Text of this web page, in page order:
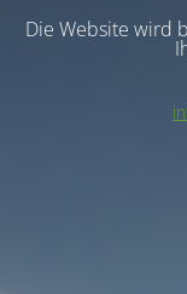
Die Website wird